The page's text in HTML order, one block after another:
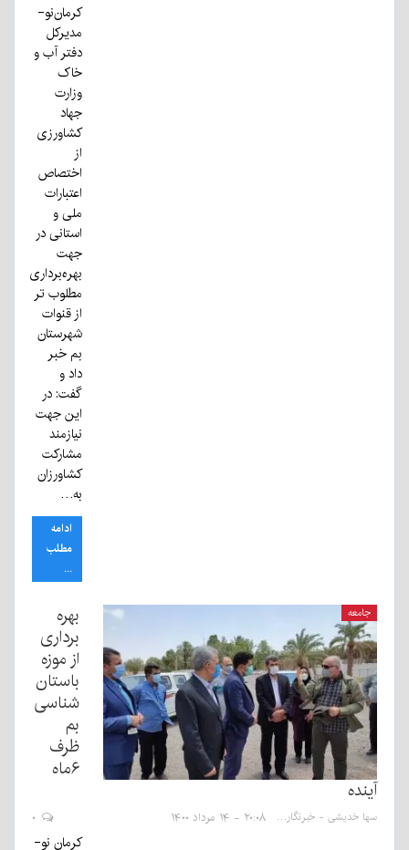
کرمان‌نو-
مدیرکل
دفتر آب و
خاک
وزارت
جهاد
کشاورزی
از
اختصاص
اعتبارات
ملی و
استانی در
جهت
بهره‌برداری
مطلوب تر
از قنوات
شهرستان
بم خبر
داد و
گفت: در
این جهت
نیازمند
مشارکت
کشاورزان
به…
ادامه
مطلب
...
جامعه
بهره
برداری
از موزه
باستان
شناسی
بم
ظرف
۶ماه
آینده
سها خدیشی - خبرنگار ۲۰:۰۸ - ۱۴ مرداد ۱۴۰۰
کرمان نو-